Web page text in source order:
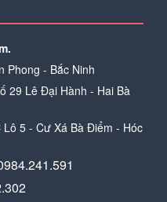
Phong - Bắc Ninh
29 Lê Đại Hành - Hai Bà
Lô 5 - Cư Xá Bà Điểm - Hóc